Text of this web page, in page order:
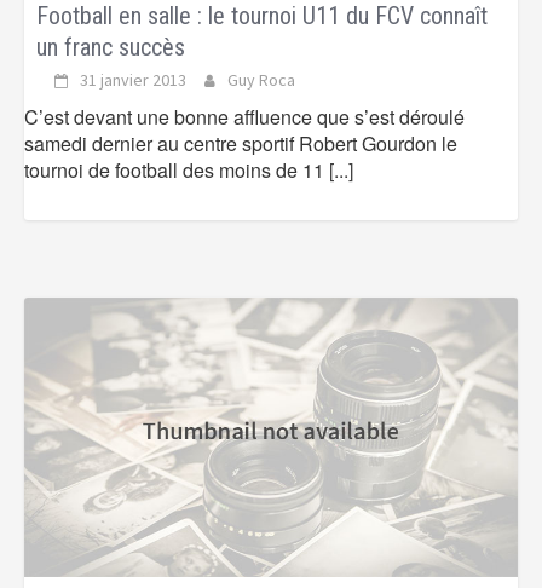
Football en salle : le tournoi U11 du FCV connaît
un franc succès
31 janvier 2013 Guy Roca
C’est devant une bonne affluence que s’est déroulé
samedi dernier au centre sportif Robert Gourdon le
tournoi de football des moins de 11 [...]